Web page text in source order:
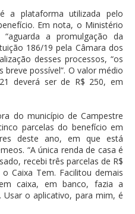
a plataforma utilizada pelo
Em nota, o Ministério
a promulgação da
186/19 pela Câmara dos
desses processos, “os
possível”. O valor médio
deverá ser de R$ 250, em
do município de Campestre
parcelas do benefício em
deste ano, em que está
“A única renda de casa é
recebi três parcelas de R$
Caixa Tem. Facilitou demais
caixa, em banco, fazia a
o aplicativo, para mim, é